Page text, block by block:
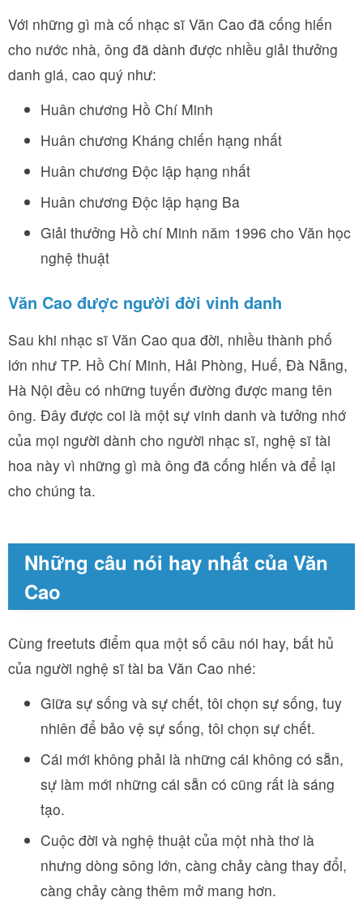
Với những gì mà cố nhạc sĩ Văn Cao đã cống hiến
cho nước nhà, ông đã dành được nhiều giải thưởng
danh giá, cao quý như:
Huân chương Hồ Chí Minh
Huân chương Kháng chiến hạng nhất
Huân chương Độc lập hạng nhất
Huân chương Độc lập hạng Ba
Giải thưởng Hồ chí Minh năm 1996 cho Văn học
nghệ thuật
Văn Cao được người đời vinh danh
Sau khi nhạc sĩ Văn Cao qua đời, nhiều thành phố
lớn như TP. Hồ Chí Minh, Hải Phòng, Huế, Đà Nẵng,
Hà Nội đều có những tuyến đường được mang tên
ông. Đây được coi là một sự vinh danh và tưởng nhớ
của mọi người dành cho người nhạc sĩ, nghệ sĩ tài
hoa này vì những gì mà ông đã cống hiến và để lại
cho chúng ta.
Những câu nói hay nhất của Văn
Cao
Cùng freetuts điểm qua một số câu nói hay, bất hủ
của người nghệ sĩ tài ba Văn Cao nhé:
Giữa sự sống và sự chết, tôi chọn sự sống, tuy
nhiên để bảo vệ sự sống, tôi chọn sự chết.
Cái mới không phải là những cái không có sẵn,
sự làm mới những cái sẵn có cũng rất là sáng
tạo.
Cuộc đời và nghệ thuật của một nhà thơ là
nhưng dòng sông lớn, càng chảy càng thay đổi,
càng chảy càng thêm mở mang hơn.